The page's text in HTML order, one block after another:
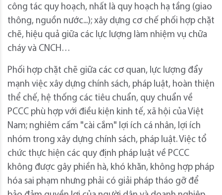
công tác quy hoạch, nhất là quy hoạch hạ tầng (giao
thông, nguồn nước...); xây dựng cơ chế phối hợp chặt
chẽ, hiệu quả giữa các lực lượng làm nhiệm vụ chữa
cháy và CNCH…
Phối hợp chặt chẽ giữa các cơ quan, lực lượng đẩy
mạnh việc xây dựng chính sách, pháp luật, hoàn thiện
thể chế, hệ thống các tiêu chuẩn, quy chuẩn về
PCCC phù hợp với điều kiện kinh tế, xã hội của Việt
Nam; nghiêm cấm "cài cắm" lợi ích cá nhân, lợi ích
nhóm trong xây dựng chính sách, pháp luật. Việc tổ
chức thực hiện các quy định pháp luật về PCCC
không được gây phiền hà, khó khăn, không hợp pháp
hóa sai phạm nhưng phải có giải pháp tháo gỡ để